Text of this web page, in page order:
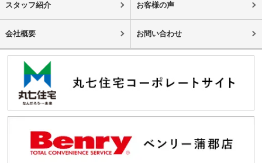
スタッフ紹介 お客様の声
会社概要 お問い合わせ